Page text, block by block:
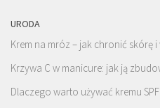
URODA
Krem na mróz – jak chronić skórę
Krzywa C w manicure: jak ją
Dlaczego warto używać kremu